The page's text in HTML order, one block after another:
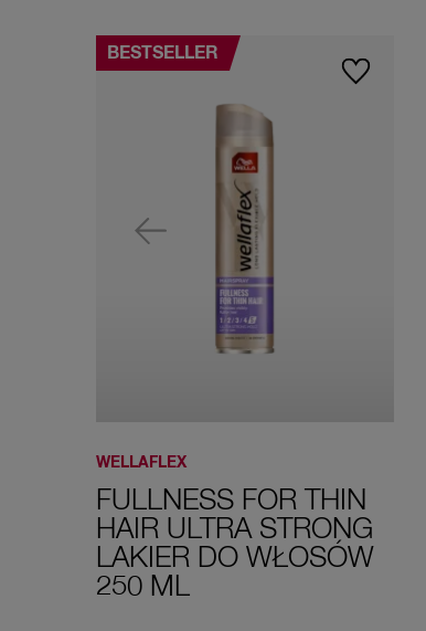
BESTSELLER
WELLAFLEX
FULLNESS FOR THIN
HAIR ULTRA STRONG
LAKIER DO WŁOSÓW
250 ML